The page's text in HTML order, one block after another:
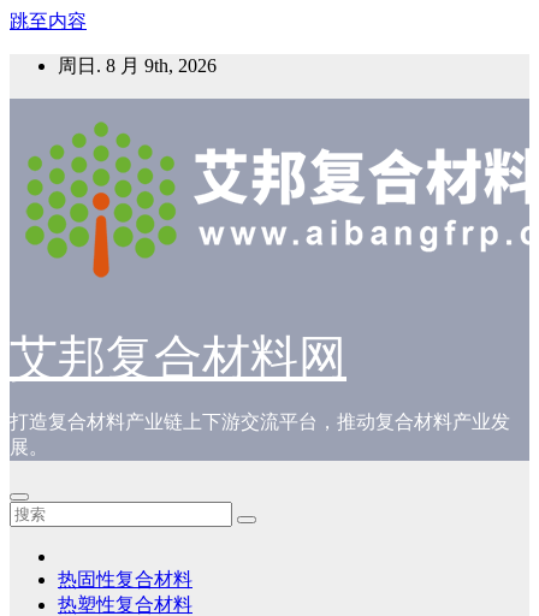
跳至内容
周日. 8 月 9th, 2026
艾邦复合材料网
打造复合材料产业链上下游交流平台，推动复合材料产业发
展。
热固性复合材料
热塑性复合材料